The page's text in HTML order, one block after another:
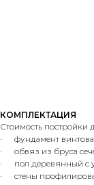
КОМПЛЕКТАЦИЯ
Стоимость постройки
· фундамент
· обвяз из бруса
· пол деревянный с
· стены